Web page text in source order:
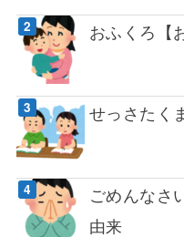
おふくろ【
せっさたく
ごめんなさ
由来